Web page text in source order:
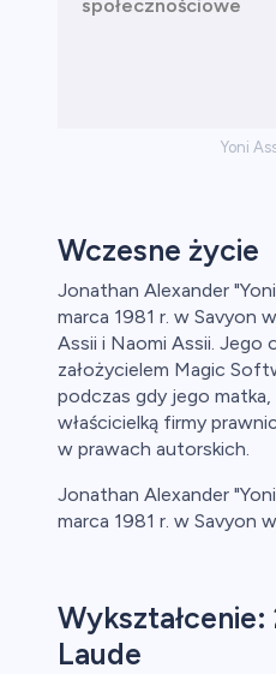
Yoni
społecznościowe
Wczesne życie
Jonathan Alexander
marca 1981 r. w Savyon
Assii i Naomi Assii. Jego
założycielem Magic
podczas gdy jego
właścicielką firmy
w prawach autorskich.
Jonathan Alexander
marca 1981 r. w Savyon
Laude